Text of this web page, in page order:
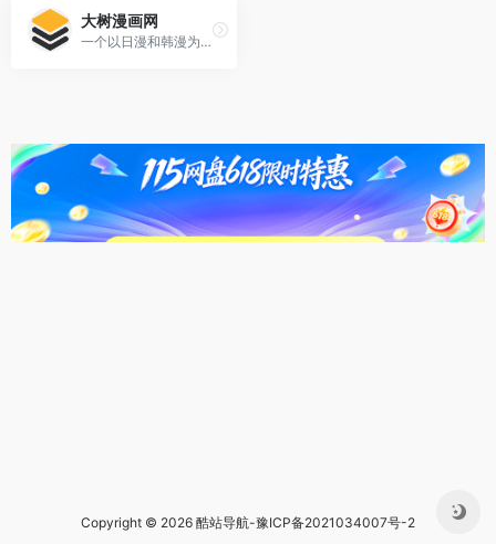
大树漫画网
一个以日漫和韩漫为主的综合性漫画平台，汇聚了丰富的漫画资源，涵盖多个受欢迎的漫画题材。
Copyright © 2026 酷站导航-豫ICP备2021034007号-2